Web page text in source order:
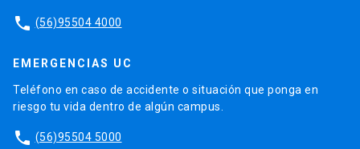
phone (56)95504 4000
EMERGENCIAS UC
Teléfono en caso de accidente o situación que ponga en
riesgo tu vida dentro de algún campus.
phone (56)95504 5000